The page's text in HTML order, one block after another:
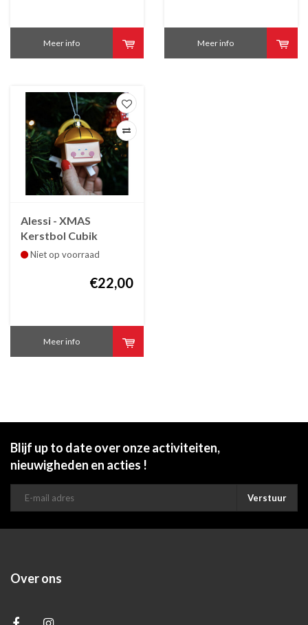
Meer info Meer info
Alessi - XMAS
Kerstbol Cubik
Kerstkubus
Niet op voorraad
€22,00
Meer info
Blijf up to date over onze activiteiten,
nieuwigheden en acties !
Verstuur
Over ons